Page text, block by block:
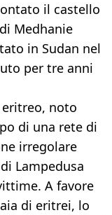
il castello
Medhanie
in Sudan nel
per tre anni
noto
di una rete di
irregolare
Lampedusa
A favore
di eritrei, lo